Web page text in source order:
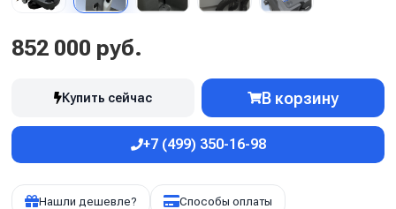
852 000 руб.
Купить сейчас В корзину
+7 (499) 350-16-98
Нашли дешевле? Способы оплаты